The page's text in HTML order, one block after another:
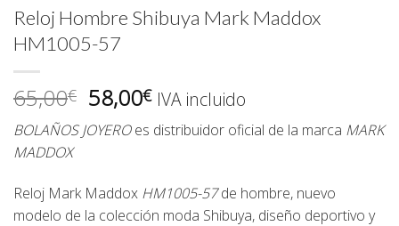
Reloj Hombre Shibuya Mark Maddox
HM1005-57
65,00€ El
precio
original
65,00€.
58,00€El
precio
actual
58,00€.
IVA incluido
BOLAÑOS JOYEROes distribuidor oficial de la marca MARK
MADDOX
Reloj Mark Maddox HM1005-57de hombre, nuevo
modelo de la colección moda Shibuya, diseño deportivo y